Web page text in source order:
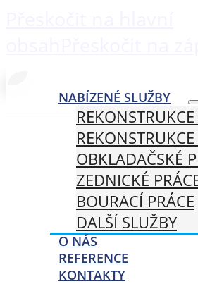
NABÍZENÉ SLUŽBY
OBKLADAČSKÉ
ZEDNICKÉ
BOURACÍ PRÁCE
DALŠÍ SLUŽBY
O NÁS
REFERENCE
KONTAKTY